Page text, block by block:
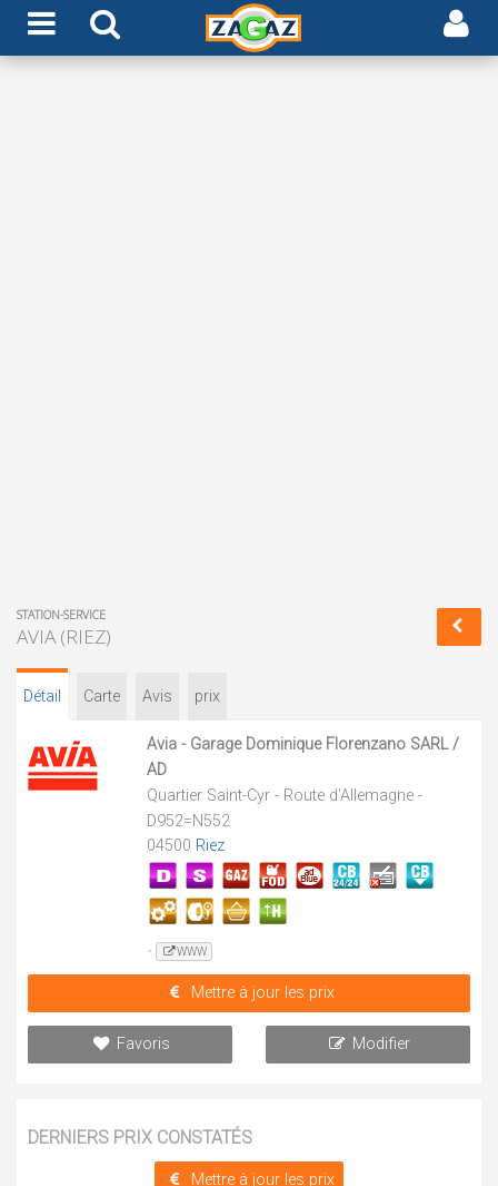
STATION-SERVICE
AVIA (RIEZ)
Détail Carte Avis prix
Avia - Garage Dominique Florenzano SARL /
AD
Quartier Saint-Cyr - Route d'Allemagne -
D952=N552
04500 Riez
- WWW
Mettre à jour les prix
Favoris Modifier
DERNIERS PRIX CONSTATÉS
Mettre à jour les prix